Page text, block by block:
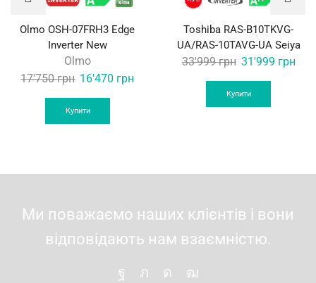
Olmo OSH-07FRH3 Edge
Inverter New
Olmo
17'750грн Original
price
was:
17'750 грн.
16'470 грн
Купити
Toshiba RAS-B10TKVG-
UA/RAS-10TAVG-UA Seiya
33'999грн Original
price
was:
33'999 грн.
31'999 грн
Купити
Ми поважаємо наших клієнтів і вони
відповідають нам взаємністю.